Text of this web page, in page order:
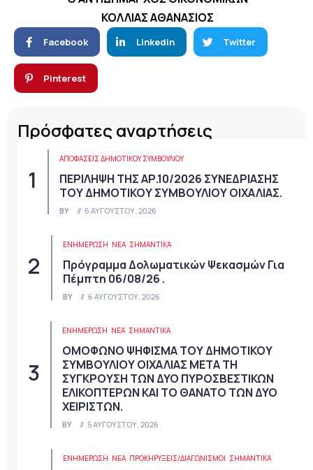
ΚΟΛΛΙΑΣ ΑΘΑΝΑΣΙΟΣ
Facebook Linkedin Twitter
Pinterest
Πρόσφατες αναρτήσεις
ΑΠΟΦΆΣΕΙΣ ΔΗΜΟΤΙΚΟΎ ΣΥΜΒΟΥΛΊΟΥ
ΠΕΡΙΛΗΨΗ ΤΗΣ ΑΡ.10/2026 ΣΥΝΕΔΡΙΑΣΗΣ
ΤΟΥ ΔΗΜΟΤΙΚΟΥ ΣΥΜΒΟΥΛΙΟΥ ΟΙΧΑΛΙΑΣ.
BY 6 ΑΥΓΟΎΣΤΟΥ, 2026
ΕΝΗΜΕΡΩΣΗ ΝΈΑ ΣΗΜΑΝΤΙΚΆ
Πρόγραμμα Δολωματικών Ψεκασμών Για
Πέμπτη 06/08/26 .
BY 6 ΑΥΓΟΎΣΤΟΥ, 2026
ΕΝΗΜΕΡΩΣΗ ΝΈΑ ΣΗΜΑΝΤΙΚΆ
ΟΜΟΦΩΝΟ ΨΗΦΙΣΜΑ ΤΟΥ ΔΗΜΟΤΙΚΟΥ
ΣΥΜΒΟΥΛΙΟΥ ΟΙΧΑΛΙΑΣ ΜΕΤΑ ΤΗ
ΣΥΓΚΡΟΥΣΗ ΤΩΝ ΔΥΟ ΠΥΡΟΣΒΕΣΤΙΚΩΝ
ΕΛΙΚΟΠΤΕΡΩΝ ΚΑΙ ΤΟ ΘΑΝΑΤΟ ΤΩΝ ΔΥΟ
ΧΕΙΡΙΣΤΩΝ.
BY 5 ΑΥΓΟΎΣΤΟΥ, 2026
ΕΝΗΜΕΡΩΣΗ ΝΈΑ ΠΡΟΚΗΡΎΞΕΙΣ/ΔΙΑΓΩΝΙΣΜΟΊ ΣΗΜΑΝΤΙΚΆ